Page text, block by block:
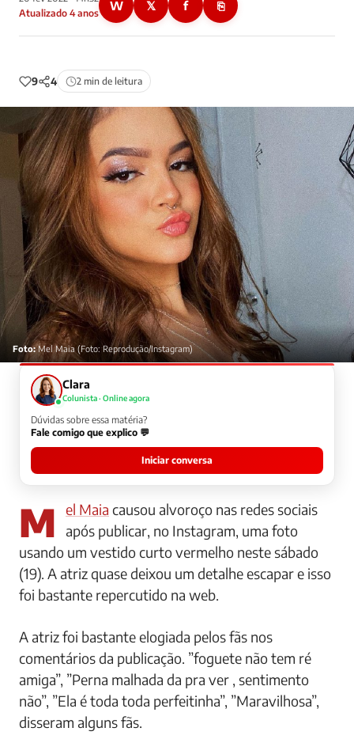
Atualizado 4 anos
W 𝕏 f ⎘
9 4 2 min de leitura
Foto:Mel Maia (Foto: Reprodução/Instagram)
Clara
Colunista · Online agora
Dúvidas sobre essa matéria?
Fale comigo que explico 💬
Iniciar conversa
Mel Maia causou alvoroço nas redes sociais
após publicar, no Instagram, uma foto
usando um vestido curto vermelho neste sábado
(19). A atriz quase deixou um detalhe escapar e isso
foi bastante repercutido na web.
A atriz foi bastante elogiada pelos fãs nos
comentários da publicação. ”foguete não tem ré
amiga”, ”Perna malhada da pra ver , sentimento
não”, ”Ela é toda toda perfeitinha”, ”Maravilhosa”,
disseram alguns fãs.